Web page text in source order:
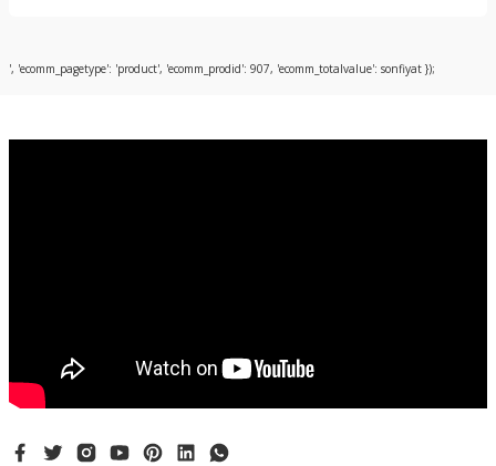
Bu ürüne ilk yorumu siz yapın!
', 'ecomm_pagetype': 'product', 'ecomm_prodid': 907, 'ecomm_totalvalue': sonfiyat });